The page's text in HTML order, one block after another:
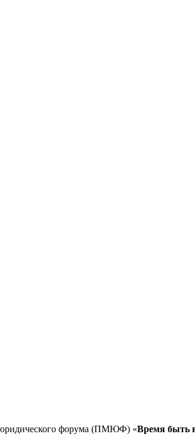
юридического форума (ПМЮФ) «Время быть